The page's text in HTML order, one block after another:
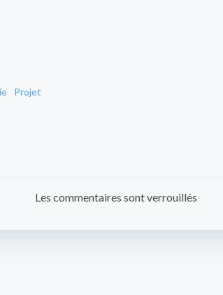
Projet
de
l’article
Les commentaires sont verrouillés